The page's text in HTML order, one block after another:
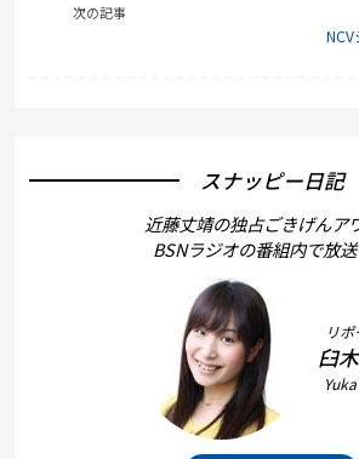
次の記事
スナッピー日記
近藤丈靖の独占ごきげんア
BSNラジオの番組内で放送
リ
臼